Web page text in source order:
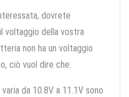
dovrete
voltaggio della vostra
non ha un voltaggio
ciò vuol dire che:
da 10.8V a 11.1V sono